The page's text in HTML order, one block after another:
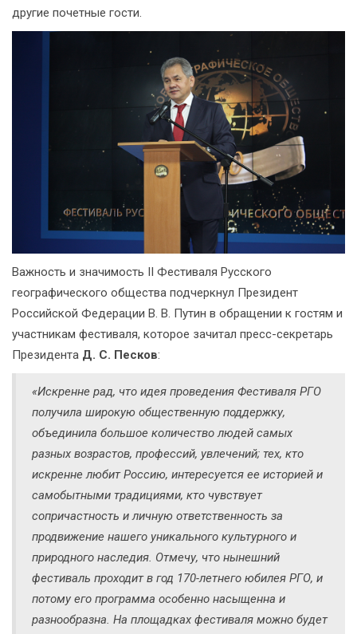
другие почетные гости.
Важность и значимость II Фестиваля Русского
географического общества подчеркнул Президент
Российской Федерации В. В. Путин в обращении к гостям и
участникам фестиваля, которое зачитал пресс-секретарь
Президента Д. С. Песков:
«Искренне рад, что идея проведения Фестиваля РГО
получила широкую общественную поддержку,
объединила большое количество людей самых
разных возрастов, профессий, увлечений; тех, кто
искренне любит Россию, интересуется ее историей и
самобытными традициями, кто чувствует
сопричастность и личную ответственность за
продвижение нашего уникального культурного и
природного наследия. Отмечу, что нынешний
фестиваль проходит в год 170-летнего юбилея РГО, и
потому его программа особенно насыщенна и
разнообразна. На площадках фестиваля можно будет